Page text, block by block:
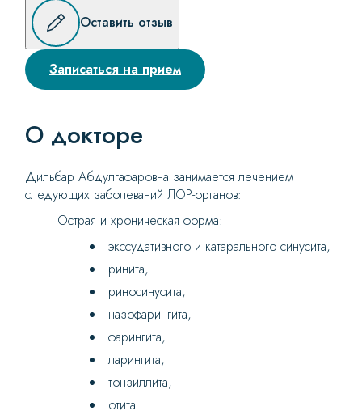
Записаться на прием
Оставить отзыв
О докторе
Дильбар Абдулгафаровна занимается лечением
следующих заболеваний ЛОР-органов:
Острая и хроническая форма:
экссудативного и катарального синусита,
ринита,
риносинусита,
назофарингита,
фарингита,
ларингита,
тонзиллита,
отита.